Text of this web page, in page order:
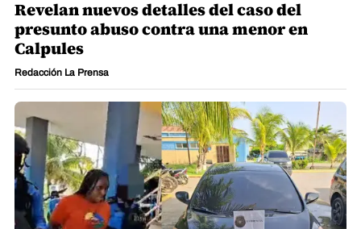
Revelan nuevos detalles del caso del
presunto abuso contra una menor en
Calpules
Redacción La Prensa